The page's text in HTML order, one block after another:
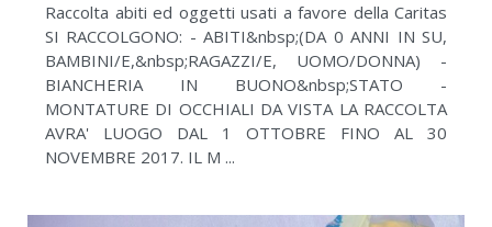
Raccolta abiti ed oggetti usati a favore della Caritas
SI RACCOLGONO: - ABITI&nbsp;(DA 0 ANNI IN SU,
BAMBINI/E,&nbsp;RAGAZZI/E, UOMO/DONNA) -
BIANCHERIA IN BUONO&nbsp;STATO -
MONTATURE DI OCCHIALI DA VISTA LA RACCOLTA
AVRA' LUOGO DAL 1 OTTOBRE FINO AL 30
NOVEMBRE 2017. IL M ...